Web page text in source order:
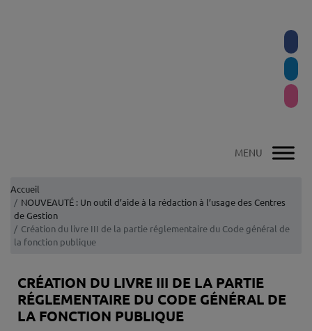
Accueil
NOUVEAUTÉ : Un outil d’aide à la rédaction à l’usage des Centres
de Gestion
Création du livre III de la partie réglementaire du Code général de
la fonction publique
CRÉATION DU LIVRE III DE LA PARTIE
RÉGLEMENTAIRE DU CODE GÉNÉRAL DE
LA FONCTION PUBLIQUE